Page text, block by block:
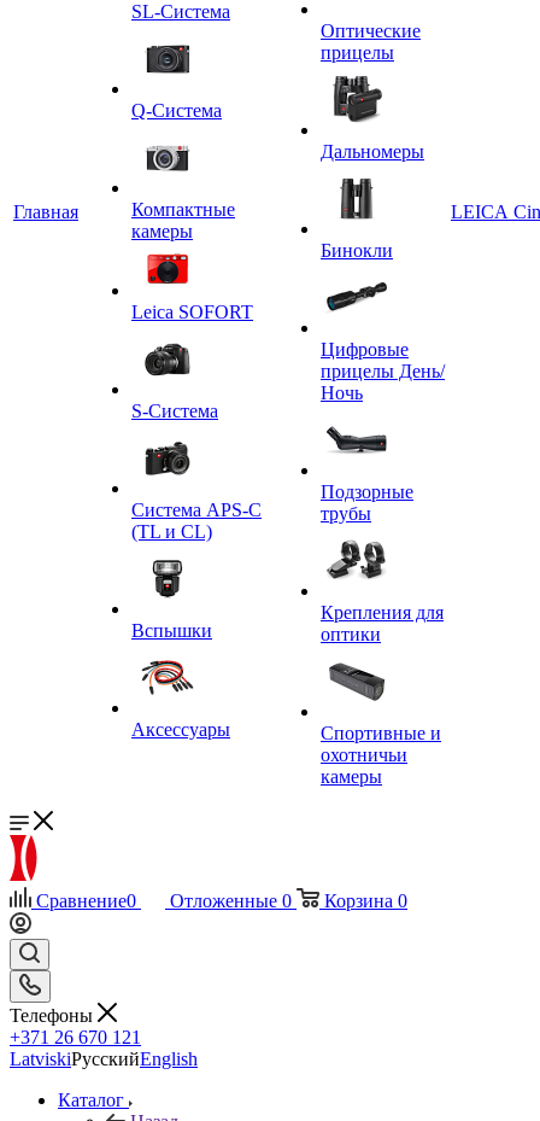
Главная
SL-Система
Q-Cистема
Компактные
камеры
Leica SOFORT
S-Система
Система APS-C
(TL и CL)
Вспышки
Аксессуары
Оптические
прицелы
Дальномеры
Бинокли
Цифровые
прицелы День/
Ночь
Подзорные
трубы
Крепления для
оптики
Спортивные и
охотничьи
камеры
LEICA
Сравнение0 Отложенные 0 Корзина 0
Телефоны
+371 26 670 121
LatviskiРусскийEnglish
Каталог